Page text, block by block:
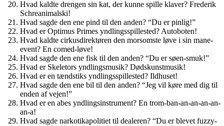
Hvad kaldte drengen sin kat, der kunne spille klaver? Frederik
Schreanimalski!
Hvad sagde den ene pind til den anden? “Du er pinlig!”
Hvad er Optimus Primes yndlingsspillested? Autoboten!
Hvad kaldte cirkusdirektøren den morsomste løve i sin mane-
event? En comed-løve!
Hvad sagde den ene fisk til den anden? “Du er søen-smuk!”
Hvad er Skeletors yndlingsmusik? Dødskunstmusik!
Hvad er en tændstiks yndlingsspillested? Ildhuset!
Hvad sagde den ene bil til den anden? “Jeg vil køre med dig til
enden af vejen!”
Hvad er en abes yndlingsinstrument? En trom-ban-an-an-an-an-
an-a!
Hvad sagde narkotikapolitiet til dealeren? “Du er blevet fuzzy-